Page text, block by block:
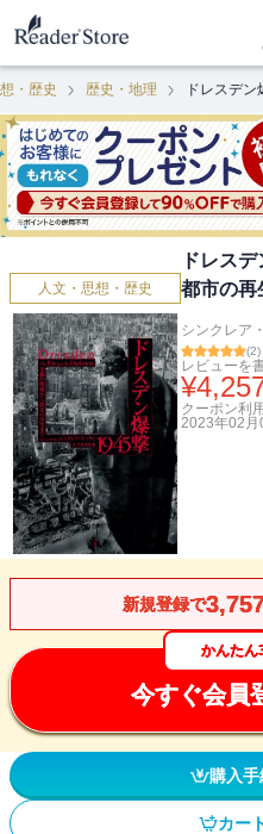
・歴史 歴史・地理 ドレスデ
人文・思想・歴史
ドレス
都市の再
シンクレア
(2)
レビューを
¥
クーポン利
2023年02月
新規登録で
かんたん
今すぐ会員
購入
カー